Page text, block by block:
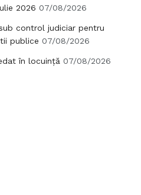
2026 07/08/2026
control judiciar pentru
publice 07/08/2026
în locuință 07/08/2026